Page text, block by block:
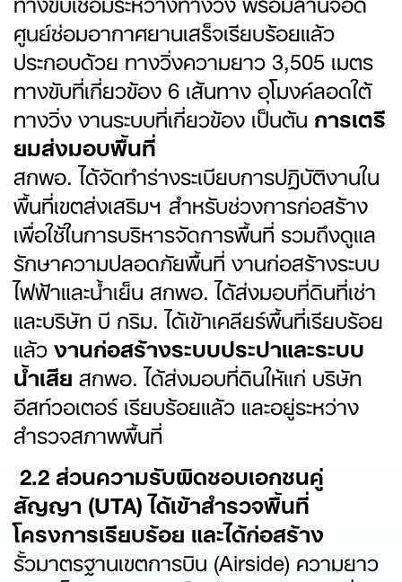
ศูนย์ซ่อมอากาศยานเสร็จเรียบร้อยแล้ว
ประกอบด้วย ทางวิ่งความยาว 3,505 เมตร
ทางขับที่เกี่ยวข้อง 6 เส้นทาง อุโมงค์ลอดใต้
ทางวิ่ง งานระบบที่เกี่ยวข้อง เป็นต้น การเตรี
ยมส่งมอบพื้นที่
สกพอ. ได้จัดทำร่างระเบียบการปฏิบัติงานใน
พื้นที่เขตส่งเสริมฯ สำหรับช่วงการก่อสร้าง
เพื่อใช้ในการบริหารจัดการพื้นที่ รวมถึงดูแล
รักษาความปลอดภัยพื้นที่ งานก่อสร้างระบบ
ไฟฟ้าและน้ำเย็น สกพอ. ได้ส่งมอบที่ดินที่เช่า
และบริษัท บี กริม. ได้เข้าเคลียร์พื้นที่เรียบร้อย
แล้วงานก่อสร้างระบบประปาและระบบ
น้ำเสียสกพอ. ได้ส่งมอบที่ดินให้แก่ บริษัท
อีสท์วอเตอร์ เรียบร้อยแล้ว และอยู่ระหว่าง
สำรวจสภาพพื้นที่
2.2 ส่วนความรับผิดชอบเอกชนคู่
สัญญา (UTA) ได้เข้าสำรวจพื้นที่
โครงการเรียบร้อย และได้ก่อสร้าง
รั้วมาตรฐานเขตการบิน (Airside) ความยาว